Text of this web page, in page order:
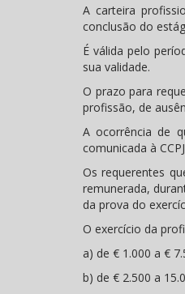
A carteira
conclusão do
É válida pelo
sua validade.
O prazo para
profissão, de
A ocorrência de
comunicada à
Os requerentes
remunerada,
da prova do
O exercício da
a) de € 1.000 a €
b) de € 2.500 a